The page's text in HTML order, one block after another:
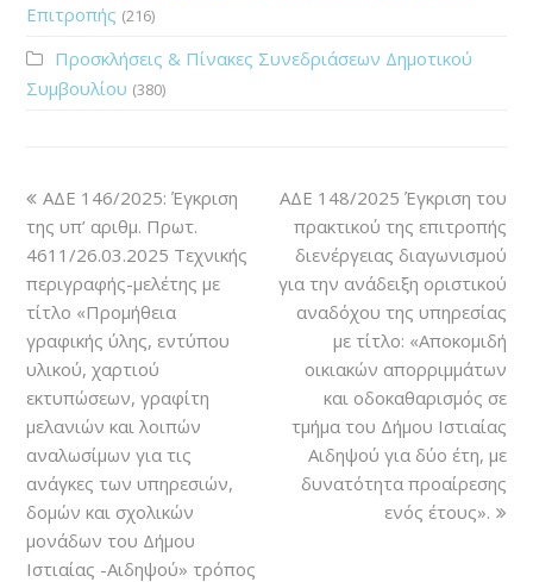
Επιτροπής (216)
Προσκλήσεις & Πίνακες Συνεδριάσεων Δημοτικού
Συμβουλίου (380)
ΑΔΕ 146/2025: Έγκριση
της υπ’ αριθμ. Πρωτ.
4611/26.03.2025 Τεχνικής
περιγραφής-μελέτης με
τίτλο «Προμήθεια
γραφικής ύλης, εντύπου
υλικού, χαρτιού
εκτυπώσεων, γραφίτη
μελανιών και λοιπών
αναλωσίμων για τις
ανάγκες των υπηρεσιών,
δομών και σχολικών
μονάδων του Δήμου
Ιστιαίας -Αιδηψού» τρόπος
ΑΔΕ 148/2025 Έγκριση του
πρακτικού της επιτροπής
διενέργειας διαγωνισμού
για την ανάδειξη οριστικού
αναδόχου της υπηρεσίας
με τίτλο: «Αποκομιδή
οικιακών απορριμμάτων
και οδοκαθαρισμός σε
τμήμα του Δήμου Ιστιαίας
Αιδηψού για δύο έτη, με
δυνατότητα προαίρεσης
ενός έτους».